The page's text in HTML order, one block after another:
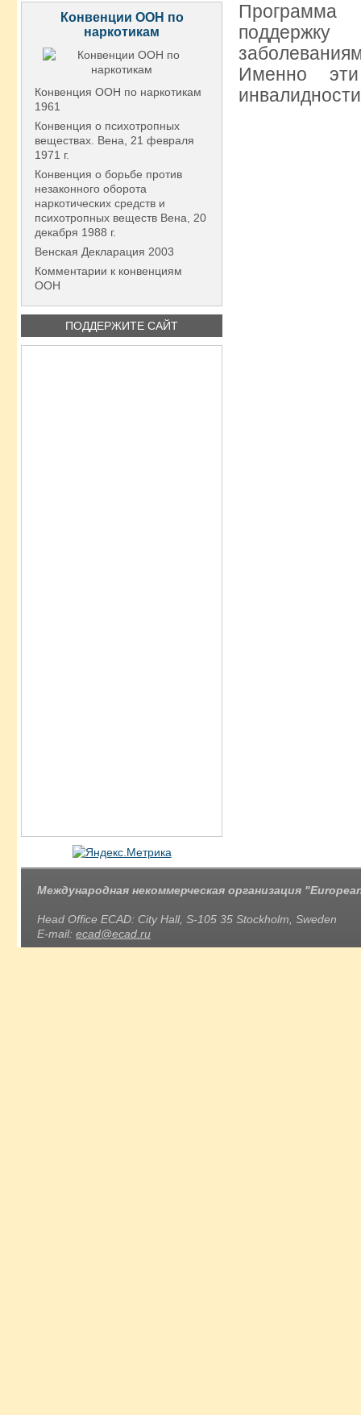
Конвенции ООН по
наркотикам
Конвенция ООН по наркотикам
1961
Конвенция о психотропных
веществах. Вена, 21 февраля
1971 г.
Конвенция о борьбе против
незаконного оборота
наркотических средств и
психотропных веществ Вена, 20
декабря 1988 г.
Венская Декларация 2003
Комментарии к конвенциям
ООН
ПОДДЕРЖИТЕ САЙТ
Программа
Именно
Международная некоммерческая организация
Head Office ECAD: City Hall, S-105 35 Stockholm, Sweden
E-mail: ecad@ecad.ru